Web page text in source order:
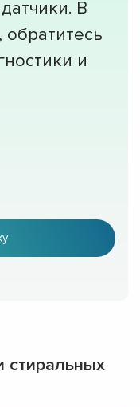
В
и
стиральных